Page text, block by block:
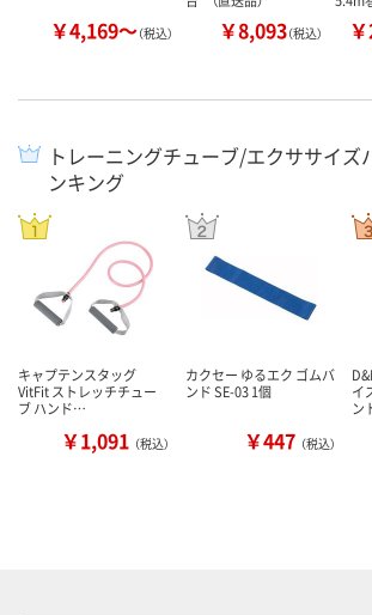
￥4,169～（税込） ￥8,093（税込）
トレーニングチューブ/エクササイズ
ンキング
キャプテンスタッグ
VitFit ストレッチチュー
ブ ハンド…
￥1,091 （税込）
カクセー ゆるエク ゴムバ
ンド SE-03 1個
￥447 （税込）
イ
ン